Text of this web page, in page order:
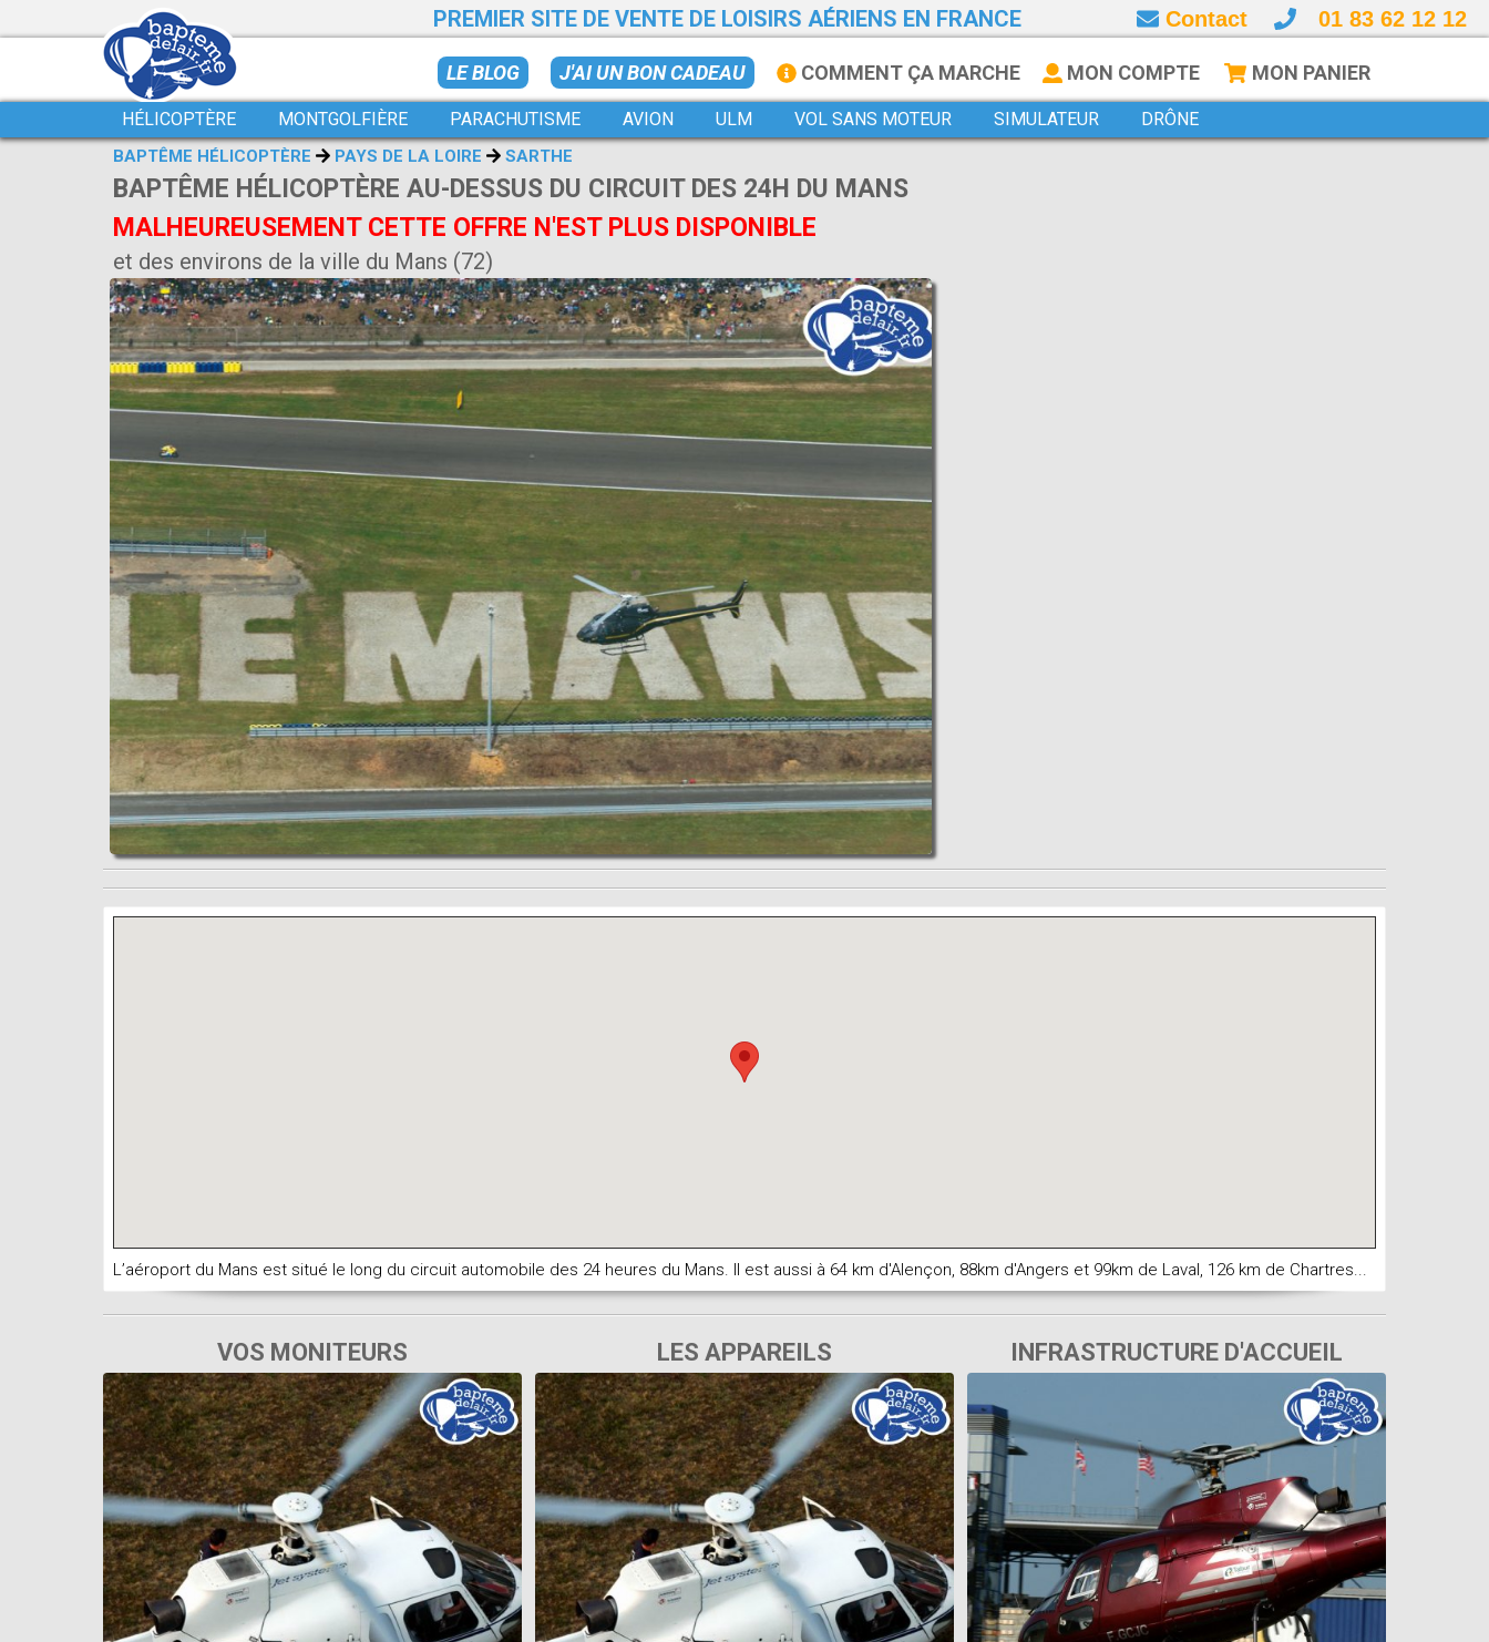
PREMIER SITE DE VENTE DE LOISIRS AÉRIENS EN FRANCE Contact 01 83 62 12 12
LE BLOG J'AI UN BON CADEAU COMMENT ÇA MARCHE MON COMPTE MON PANIER
HÉLICOPTÈRE MONTGOLFIÈRE PARACHUTISME AVION ULM VOL SANS MOTEUR SIMULATEUR DRÔNE
BAPTÊME HÉLICOPTÈRE PAYS DE LA LOIRE SARTHE
BAPTÊME HÉLICOPTÈRE AU-DESSUS DU CIRCUIT DES 24H DU MANS
MALHEUREUSEMENT CETTE OFFRE N'EST PLUS DISPONIBLE
et des environs de la ville du Mans (72)
L’aéroport du Mans est situé le long du circuit automobile des 24 heures du Mans. Il est aussi à 64 km d'Alençon, 88km d'Angers et 99km de Laval, 126 km de Chartres...
VOS MONITEURS LES APPAREILS INFRASTRUCTURE D'ACCUEIL